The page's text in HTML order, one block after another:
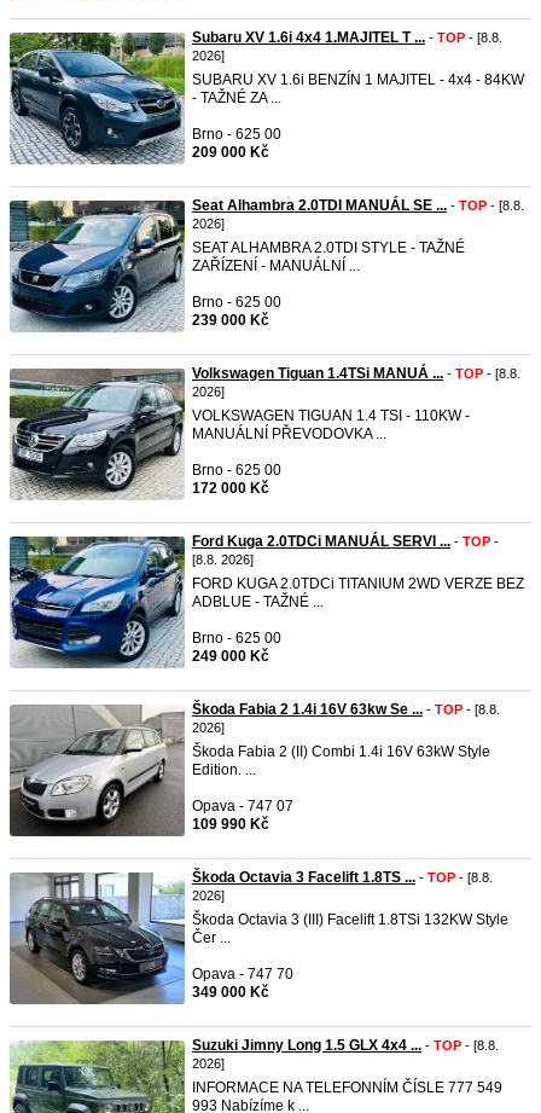
Subaru XV 1.6i 4x4 1.MAJITEL T ... - TOP - [8.8.
2026]
SUBARU XV 1.6i BENZÍN 1 MAJITEL - 4x4 - 84KW
- TAŽNÉ ZA ...
Brno - 625 00
209 000 Kč
Seat Alhambra 2.0TDI MANUÁL SE ... - TOP - [8.8.
2026]
SEAT ALHAMBRA 2.0TDI STYLE - TAŽNÉ
ZAŘÍZENÍ - MANUÁLNÍ ...
Brno - 625 00
239 000 Kč
Volkswagen Tiguan 1.4TSi MANUÁ ... - TOP - [8.8.
2026]
VOLKSWAGEN TIGUAN 1.4 TSI - 110KW -
MANUÁLNÍ PŘEVODOVKA ...
Brno - 625 00
172 000 Kč
Ford Kuga 2.0TDCi MANUÁL SERVI ... - TOP -
[8.8. 2026]
FORD KUGA 2.0TDCi TITANIUM 2WD VERZE BEZ
ADBLUE - TAŽNÉ ...
Brno - 625 00
249 000 Kč
Škoda Fabia 2 1.4i 16V 63kw Se ... - TOP - [8.8.
2026]
Škoda Fabia 2 (II) Combi 1.4i 16V 63kW Style
Edition. ...
Opava - 747 07
109 990 Kč
Škoda Octavia 3 Facelift 1.8TS ... - TOP - [8.8.
2026]
Škoda Octavia 3 (III) Facelift 1.8TSi 132KW Style
Čer ...
Opava - 747 70
349 000 Kč
Suzuki Jimny Long 1.5 GLX 4x4 ... - TOP - [8.8.
2026]
INFORMACE NA TELEFONNÍM ČÍSLE 777 549
993 Nabízíme k ...